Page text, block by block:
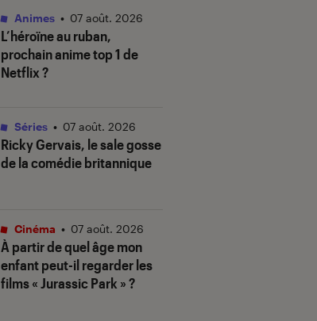
L’héroïne au ruban,
prochain anime top 1 de
Netflix ?
Animes • 07 août. 2026
Ricky Gervais, le sale gosse
de la comédie britannique
Séries • 07 août. 2026
À partir de quel âge mon
enfant peut-il regarder les
films « Jurassic Park » ?
Cinéma • 07 août. 2026